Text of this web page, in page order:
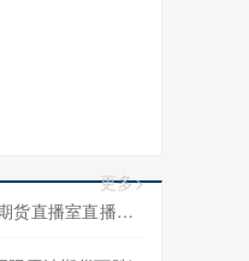
更多>
国际期货齐鲁 直播室(国际期货直播室直播频道)